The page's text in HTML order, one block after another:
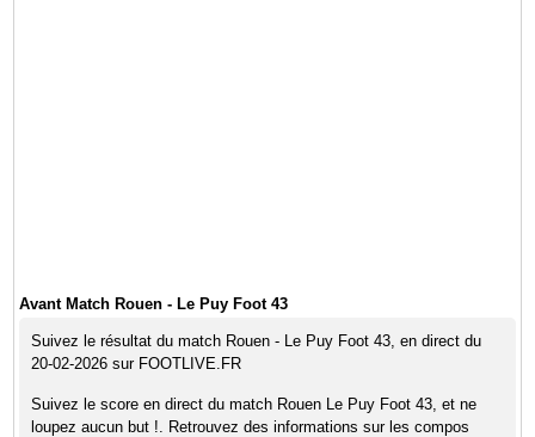
Avant Match Rouen - Le Puy Foot 43
Suivez le résultat du match Rouen - Le Puy Foot 43, en direct du
20-02-2026 sur FOOTLIVE.FR
Suivez le score en direct du match Rouen Le Puy Foot 43, et ne
loupez aucun but !. Retrouvez des informations sur les compos